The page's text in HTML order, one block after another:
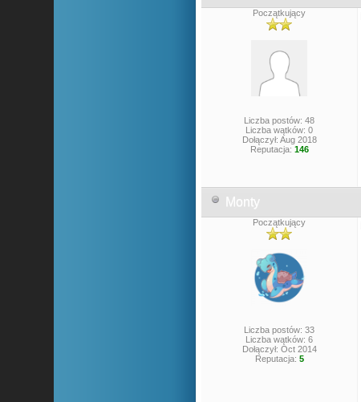
Początkujący
Liczba postów: 48
Liczba wątków: 0
Dołączył: Aug 2018
Reputacja: 146
Monty
Początkujący
Liczba postów: 33
Liczba wątków: 6
Dołączył: Oct 2014
Reputacja: 5